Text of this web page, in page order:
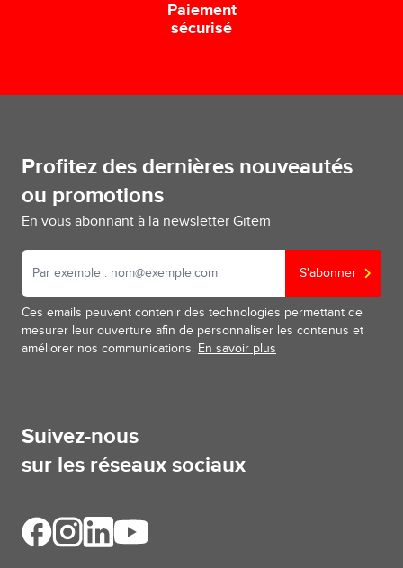
Paiement
sécurisé
Profitez des dernières nouveautés
ou promotions
En vous abonnant à la newsletter Gitem
S'abonner
Ces emails peuvent contenir des technologies permettant de
mesurer leur ouverture afin de personnaliser les contenus et
améliorer nos communications. En savoir plus
Suivez-nous
sur les réseaux sociaux